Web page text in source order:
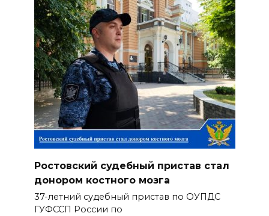
Ростовский судебный пристав стал
донором костного мозга
37-летний судебный пристав по ОУПДС
ГУФССП России по